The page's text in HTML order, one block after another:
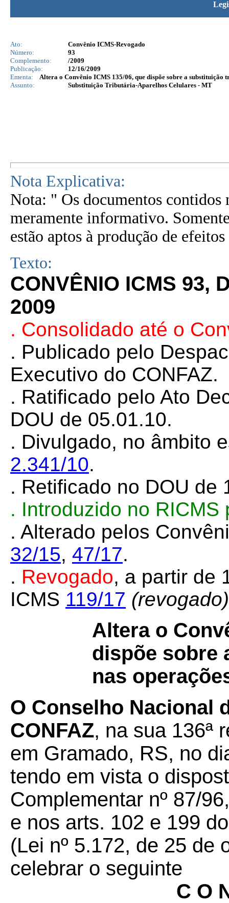
Ato:
Convênio ICMS-Revogado
Número:
93
Complemento:
/2009
Publicação:
12/16/2009
Ementa:
Altera o Convênio ICMS 135/06, que dispõe sobre a substituição
Assunto:
Substituição Tributária-Aparelhos Celulares - MT
Nota Explicativa:
Nota: " Os documentos contidos
meramente informativo.
estão aptos à produção de
Texto:
CONVÊNIO ICMS 93,
2009
. Consolidado até o
. Publicado pelo
Executivo do CONFAZ.
. Ratificado pelo Ato
DOU de 05.01.10.
. Divulgado, no âmbito
2.341/10.
. Retificado no DOU de
. Introduzido no RICMS
. Alterado pelos
32/15, 47/17.
. Revogado, a partir de
ICMS 119/17 (revogado)
Altera o
dispõe sobre
nas
O Conselho Nacional
CONFAZ, na sua 136ª
em Gramado, RS, no
tendo em vista o
Complementar nº 87/
e nos arts. 102 e 199
(Lei nº 5.172, de 25 de
celebrar o seguinte
C O